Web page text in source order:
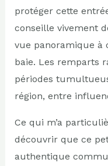
protéger cette
conseille vivement
vue panoramique
baie. Les remparts
périodes
région, entre
Ce qui m’a
découvrir que ce
authentique